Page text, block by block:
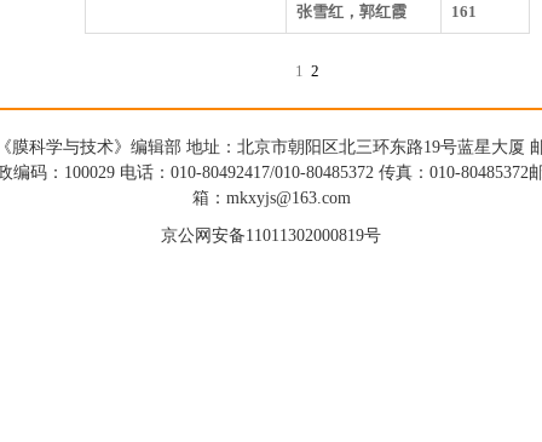
张雪红，郭红霞
161
1 2
膜科学与技术》编辑部 地址：北京市朝阳区北三环东路19号蓝星大厦
编码：100029 电话：010-80492417/010-80485372 传真：010-80485372
箱：mkxyjs@163.com
京公网安备11011302000819号